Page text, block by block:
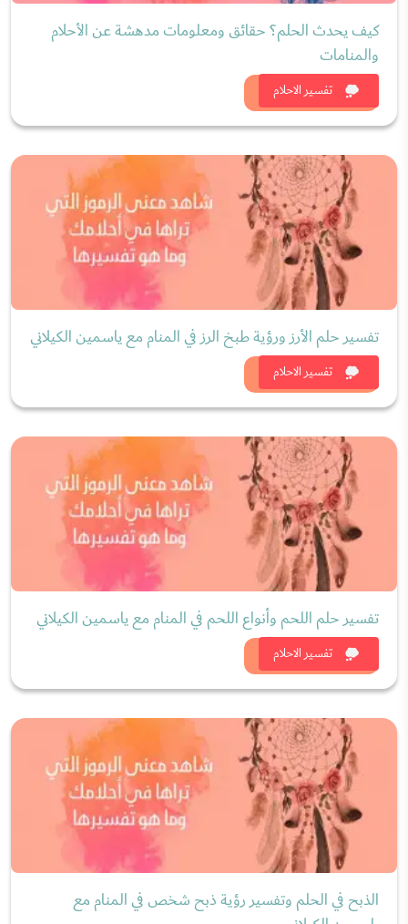
تفسير الاحلام
كيف يحدث الحلم؟ حقائق ومعلومات مدهشة عن الأحلام
والمنامات
شاهد الان
تفسير الاحلام
تفسير حلم الأرز ورؤية طبخ الرز في المنام مع ياسمين الكيلاني
شاهد الان
تفسير الاحلام
تفسير حلم اللحم وأنواع اللحم في المنام مع ياسمين الكيلاني
شاهد الان
الذبح في الحلم وتفسير رؤية ذبح شخص في المنام مع